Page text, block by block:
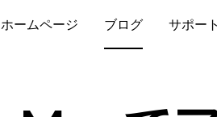
ホームページ ブログ サポート